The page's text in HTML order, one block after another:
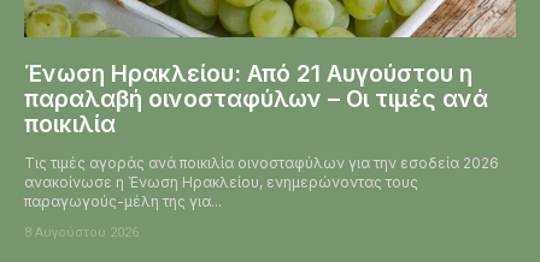
Ένωση Ηρακλείου: Από 21 Αυγούστου η
παραλαβή οινοσταφύλων – Οι τιμές ανά
ποικιλία
Τις τιμές αγοράς ανά ποικιλία οινοσταφύλων για την εσοδεία 2026
ανακοίνωσε η Ένωση Ηρακλείου, ενημερώνοντας τους
παραγωγούς-μέλη της για...
8 Αυγούστου 2026